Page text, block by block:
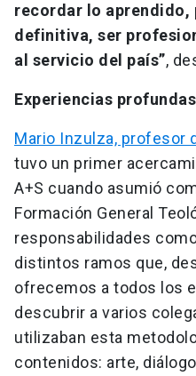
recordar lo aprendido,
definitiva, ser
al servicio del país”,
Experiencias
Mario Inzulza, profesor
tuvo un primer
A+S cuando asumió
Formación General
responsabilidades
distintos ramos que,
ofrecemos a todos los
descubrir a varios
utilizaban esta
contenidos: arte,